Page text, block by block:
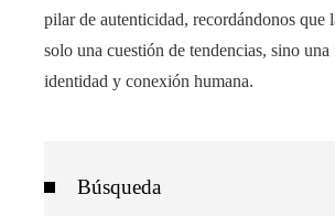
pilar de autenticidad, recordándonos que
solo una cuestión de tendencias, sino una
identidad y conexión humana.
Búsqueda